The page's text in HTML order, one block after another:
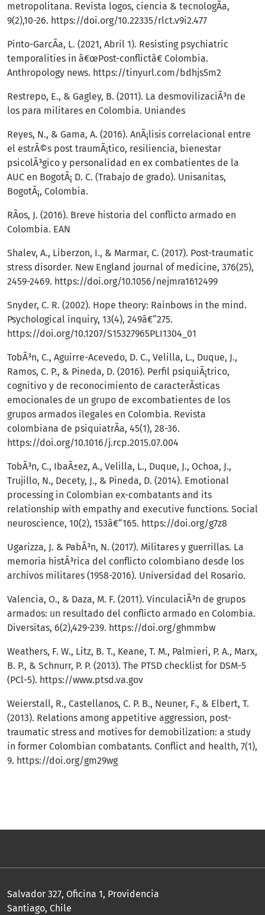
metropolitana. Revista logos, ciencia & tecnologÃ­a,
9(2),10-26. https://doi.org/10.22335/rlct.v9i2.477
Pinto-GarcÃ­a, L. (2021, Abril 1). Resisting psychiatric
temporalities in â€œPost-conflictâ€ Colombia.
Anthropology news. https://tinyurl.com/bdhjs5m2
Restrepo, E., & Gagley, B. (2011). La desmovilizaciÃ³n de
los para militares en Colombia. Uniandes
Reyes, N., & Gama, A. (2016). AnÃ¡lisis correlacional entre
el estrÃ©s post traumÃ¡tico, resiliencia, bienestar
psicolÃ³gico y personalidad en ex combatientes de la
AUC en BogotÃ¡ D. C. (Trabajo de grado). Unisanitas,
BogotÃ¡, Colombia.
RÃ­os, J. (2016). Breve historia del conflicto armado en
Colombia. EAN
Shalev, A., Liberzon, I., & Marmar, C. (2017). Post-traumatic
stress disorder. New England journal of medicine, 376(25),
2459-2469. https://doi.org/10.1056/nejmra1612499
Snyder, C. R. (2002). Hope theory: Rainbows in the mind.
Psychological inquiry, 13(4), 249â€“275.
https://doi.org/10.1207/S15327965PLI1304_01
TobÃ³n, C., Aguirre-Acevedo, D. C., Velilla, L., Duque, J.,
Ramos, C. P., & Pineda, D. (2016). Perfil psiquiÃ¡trico,
cognitivo y de reconocimiento de caracterÃ­sticas
emocionales de un grupo de excombatientes de los
grupos armados ilegales en Colombia. Revista
colombiana de psiquiatrÃ­a, 45(1), 28-36.
https://doi.org/10.1016/j.rcp.2015.07.004
TobÃ³n, C., IbaÃ±ez, A., Velilla, L., Duque, J., Ochoa, J.,
Trujillo, N., Decety, J., & Pineda, D. (2014). Emotional
processing in Colombian ex-combatants and its
relationship with empathy and executive functions. Social
neuroscience, 10(2), 153â€“165. https://doi.org/g7z8
Ugarizza, J. & PabÃ³n, N. (2017). Militares y guerrillas. La
memoria histÃ³rica del conflicto colombiano desde los
archivos militares (1958-2016). Universidad del Rosario.
Valencia, O., & Daza, M. F. (2011). VinculaciÃ³n de grupos
armados: un resultado del conflicto armado en Colombia.
Diversitas, 6(2),429-239. https://doi.org/ghmmbw
Weathers, F. W., Litz, B. T., Keane, T. M., Palmieri, P. A., Marx,
B. P., & Schnurr, P. P. (2013). The PTSD checklist for DSM-5
(PCl-5). https://www.ptsd.va.gov
Weierstall, R., Castellanos, C. P. B., Neuner, F., & Elbert, T.
(2013). Relations among appetitive aggression, post-
traumatic stress and motives for demobilization: a study
in former Colombian combatants. Conflict and health, 7(1),
9. https://doi.org/gm29wg
Salvador 327, Oficina 1, Providencia
Santiago, Chile